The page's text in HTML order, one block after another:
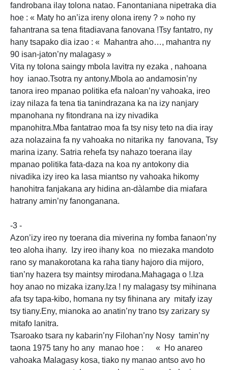
fandrobana ilay tolona natao. Fanontaniana nipetraka dia
hoe : « Maty ho an’iza ireny olona ireny ? » noho ny
fahantrana sa tena fitadiavana fanovana !Tsy fantatro, ny
hany tsapako dia izao : « Mahantra aho…, mahantra ny
90 isan-jaton’ny malagasy »
Vita ny tolona saingy mbola lavitra ny ezaka , nahoana
hoy ianao.Tsotra ny antony.Mbola ao andamosin’ny
tanora ireo mpanao politika efa naloan’ny vahoaka, ireo
izay nilaza fa tena tia tanindrazana ka na izy nanjary
mpanohana ny fitondrana na izy nivadika
mpanohitra.Mba fantatrao moa fa tsy nisy teto na dia iray
aza nolazaina fa ny vahoaka no nitarika ny fanovana, Tsy
marina izany. Satria rehefa tsy nahazo toerana ilay
mpanao politika fata-daza na koa ny antokony dia
nivadika izy ireo ka lasa miantso ny vahoaka hikomy
hanohitra fanjakana ary hidina an-dàlambe dia miafara
hatrany amin’ny fanonganana.
-3 -
Azon’izy ireo ny toerana dia miverina ny fomba fanaon’ny
teo aloha ihany. Izy ireo ihany koa no miezaka mandoto
rano sy manakorotana ka raha tiany hajoro dia mijoro,
tian’ny hazera tsy maintsy mirodana.Mahagaga o !.Iza
hoy anao no mizaka izany.Iza ! ny malagasy tsy mihinana
afa tsy tapa-kibo, homana ny tsy fihinana ary mitafy izay
tsy tiany.Eny, mianoka ao anatin’ny trano tsy zarizary sy
mitafo lanitra.
Tsaroako tsara ny kabarin’ny Filohan’ny Nosy tamin’ny
taona 1975 tany ho any manao hoe : « Ho anareo
vahoaka Malagasy kosa, tiako ny manao antso avo ho